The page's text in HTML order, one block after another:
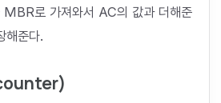
로 가져와서 AC의 값과 더해준
해준다.